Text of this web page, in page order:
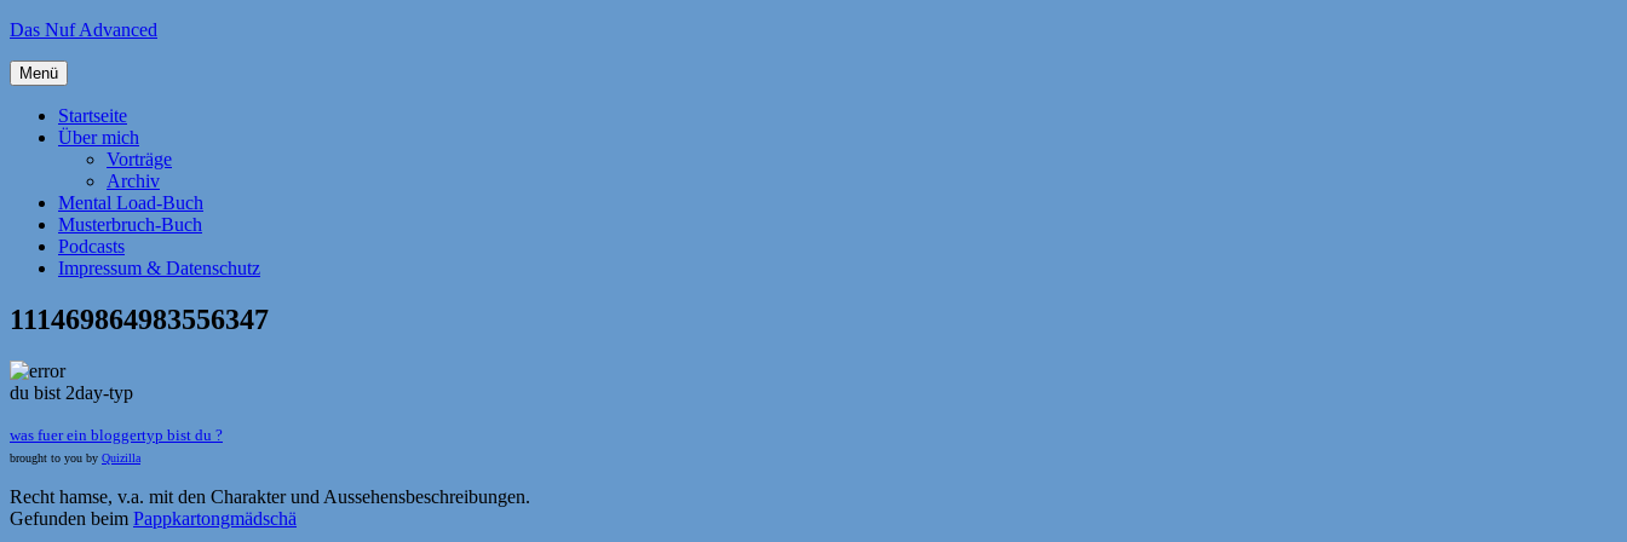
Zum
springen
Das Nuf Advanced
Menü
Startseite
Über mich
Vorträge
Archiv
Mental Load-Buch
Musterbruch-Buch
Podcasts
Impressum & Datenschutz
111469864983556347
du bist 2day-typ
was fuer ein bloggertyp bist du ?
brought to you by Quizilla
Recht hamse, v.a. mit den Charakter und Aussehensbeschreibungen.
Gefunden beim Pappkartongmädschä